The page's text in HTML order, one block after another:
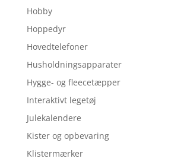
Hobby
Hoppedyr
Hovedtelefoner
Husholdningsapparater
Hygge- og fleecetæpper
Interaktivt legetøj
Julekalendere
Kister og opbevaring
Klistermærker